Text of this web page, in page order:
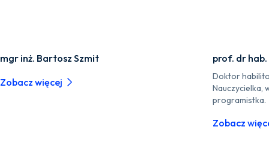
mgr inż. Bartosz Szmit
Zobacz więcej
prof. dr
Doktor
Nauczycielka,
programistka.
Zobacz